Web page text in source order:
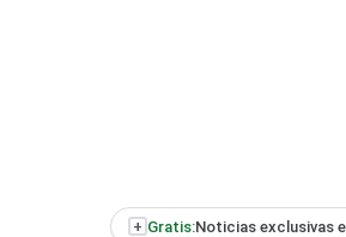
+ Gratis:Noticias exclusivas